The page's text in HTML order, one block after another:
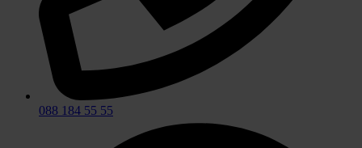
088 184 55 55